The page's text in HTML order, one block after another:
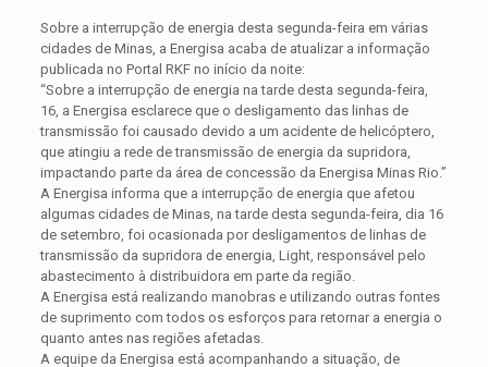
Sobre a interrupção de energia desta segunda-feira em várias
cidades de Minas, a Energisa acaba de atualizar a informação
publicada no Portal RKF no início da noite:
“Sobre a interrupção de energia na tarde desta segunda-feira,
16, a Energisa esclarece que o desligamento das linhas de
transmissão foi causado devido a um acidente de helicóptero,
que atingiu a rede de transmissão de energia da supridora,
impactando parte da área de concessão da Energisa Minas Rio.”
A Energisa informa que a interrupção de energia que afetou
algumas cidades de Minas, na tarde desta segunda-feira, dia 16
de setembro, foi ocasionada por desligamentos de linhas de
transmissão da supridora de energia, Light, responsável pelo
abastecimento à distribuidora em parte da região.
A Energisa está realizando manobras e utilizando outras fontes
de suprimento com todos os esforços para retornar a energia o
quanto antes nas regiões afetadas.
A equipe da Energisa está acompanhando a situação, de